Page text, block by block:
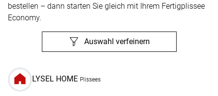
bestellen – dann starten Sie gleich mit Ihrem Fertigplissee
Economy.
Auswahl verfeinern
LYSEL HOME Plissees